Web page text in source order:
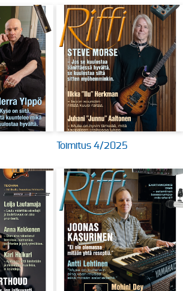
Toimitus 4/2025